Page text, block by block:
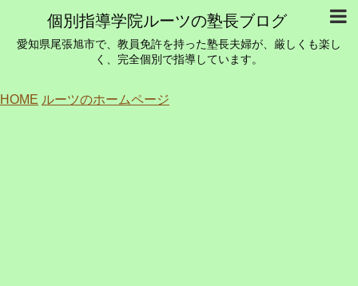
個別指導学院ルーツの塾長ブログ
愛知県尾張旭市で、教員免許を持った塾長夫婦が、厳しくも楽し
く、完全個別で指導しています。
HOME ルーツのホームページ